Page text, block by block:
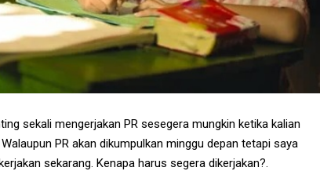
sekali mengerjakan PR sesegera mungkin ketika kalian
PR akan dikumpulkan minggu depan tetapi saya
sekarang. Kenapa harus segera dikerjakan?.